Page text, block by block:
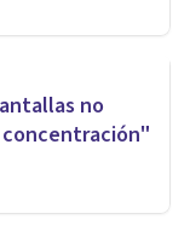
no
concentración"
¿Qué
su